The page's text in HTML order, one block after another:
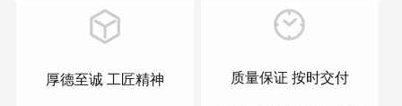
厚德至诚 工匠精神 质量保证 按时交付